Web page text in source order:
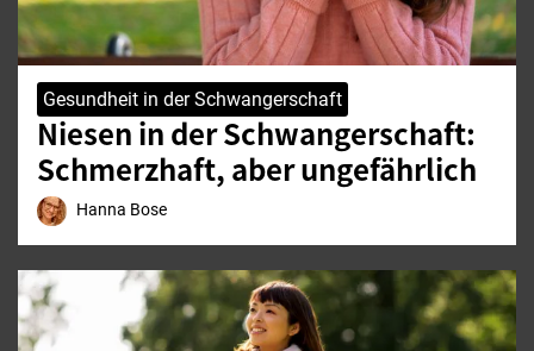
Gesundheit in der Schwangerschaft
Niesen in der Schwangerschaft:
Schmerzhaft, aber ungefährlich
Hanna Bose